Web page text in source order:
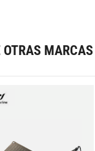
MARCAS